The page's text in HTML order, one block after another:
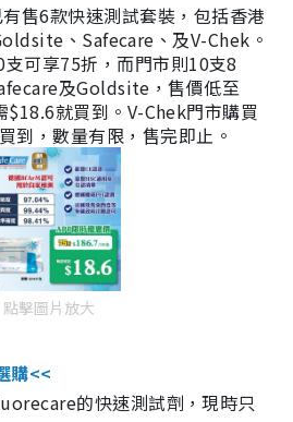
售6款快速測試套裝，包括香港
、Safecare、及V-Chek。
可享75折，而門市則10支8
及Goldsite，售價低至
就買到。V-Chek門市購買
到，數量有限，售完即止。
點擊圖片放大
購<<
的快速測試劑，現時只